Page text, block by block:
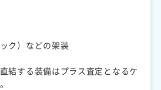
ク）などの架装
結する装備はプラス査定となるケ